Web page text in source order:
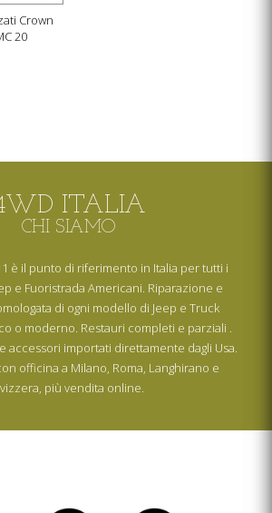
Crown
20
ITALIA
CHI SIAMO
è il punto di riferimento in Italia per tutti i
e Fuoristrada Americani. Riparazione e
di ogni modello di Jeep e Truck
o moderno. Restauri completi e parziali .
accessori importati direttamente dagli Usa.
officina a Milano, Roma, Langhirano e
più vendita online.